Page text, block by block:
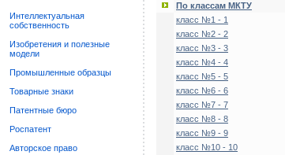
Интеллектуальная
собственность
Изобретения и полезные
модели
Промышленные образцы
Товарные знаки
Патентные бюро
Роспатент
Авторское право
По классам МКТУ
класс №1 - 1
класс №2 - 2
класс №3 - 3
класс №4 - 4
класс №5 - 5
класс №6 - 6
класс №7 - 7
класс №8 - 8
класс №9 - 9
класс №10 - 10